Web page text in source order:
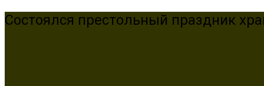
Состоялся престольный праздник